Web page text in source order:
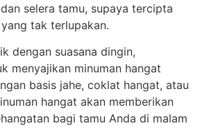
selera tamu, supaya tercipta
tak terlupakan.
dengan suasana dingin,
menyajikan minuman hangat
basis jahe, coklat hangat, atau
hangat akan memberikan
bagi tamu Anda di malam